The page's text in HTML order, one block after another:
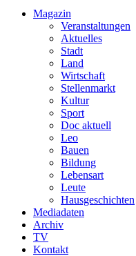
Magazin
Veranstaltungen
Aktuelles
Stadt
Land
Wirtschaft
Stellenmarkt
Kultur
Sport
Doc aktuell
Leo
Bauen
Bildung
Lebensart
Leute
Hausgeschichten
Mediadaten
Archiv
TV
Kontakt